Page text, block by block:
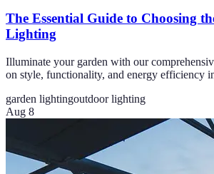
The Essential Guide to Choosing
Lighting
Illuminate your garden with our
on style, functionality, and energy efficiency
garden lightingoutdoor lighting
Aug 8